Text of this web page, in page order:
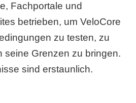
Fachportale und
betrieben, um VeloCore
zu testen, zu
seine Grenzen zu bringen.
sind erstaunlich.